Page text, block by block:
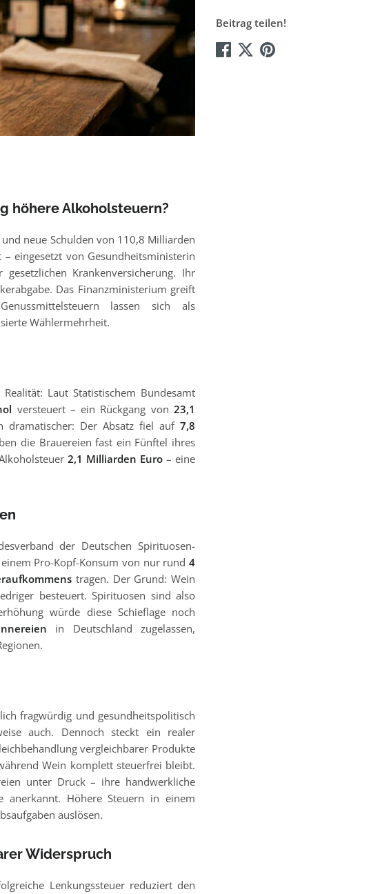
Beitrag teilen!
höhere Alkoholsteuern?
neue Schulden von 110,8 Milliarden
eingesetzt von Gesundheitsministerin
Krankenversicherung. Ihr
Das Finanzministerium greift
lassen sich als
Wählermehrheit.
Laut Statistischem Bundesamt
versteuert – ein Rückgang von23,1
dramatischer: Der Absatz fiel auf 7,8
die Brauereien fast ein Fünftel ihres
2,1 Milliarden Euro– eine
der Deutschen Spirituosen-
Pro-Kopf-Konsum von nur rund 4
tragen. Der Grund: Wein
besteuert. Spirituosen sind also
würde diese Schieflage noch
in Deutschland zugelassen,
fragwürdig und gesundheitspolitisch
auch. Dennoch steckt ein realer
vergleichbarer Produkte
Wein komplett steuerfrei bleibt.
unter Druck – ihre handwerkliche
anerkannt. Höhere Steuern in einem
auslösen.
Widerspruch
Lenkungssteuer reduziert den